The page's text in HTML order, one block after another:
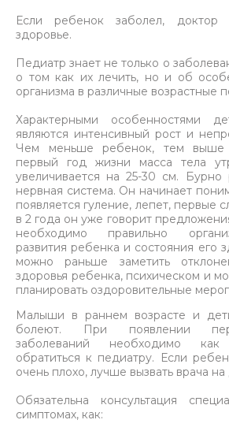
Если ребенок заболел, доктор
здоровье.
Педиатр знает не только о
о том как их лечить, но и об
организма в различные возрастные
Характерными особенностями
являются интенсивный рост и
Чем меньше ребенок, тем выше
первый год жизни масса тела
увеличивается на 25-30 см. Бурно
нервная система. Он начинает
появляется гуление, лепет, первые
в 2 года он уже говорит
необходимо правильно
развития ребенка и состояния его
можно раньше заметить
здоровья ребенка, психическом и
планировать оздоровительные
Малыши в раннем возрасте и
болеют. При появлении
заболеваний необходимо
обратиться к педиатру. Если
очень плохо, лучше вызвать врача
Обязательна консультация
симптомах, как: